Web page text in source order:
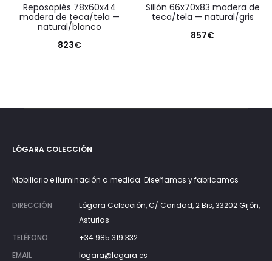
reposapiés 78x60x44
madera de teca/tela —
natural/blanco
823€
sillón 66x70x83 madera de
teca/tela — natural/gris
857€
LÓGARA COLECCIÓN
Mobiliario e iluminación a medida. Diseñamos y fabricamos
DIRECCIÓN
Lógara Colección, C/ Caridad, 2 Bis, 33202 Gijón,
Asturias
TELÉFONO
+34 985 319 332
EMAIL
logara@logara.es